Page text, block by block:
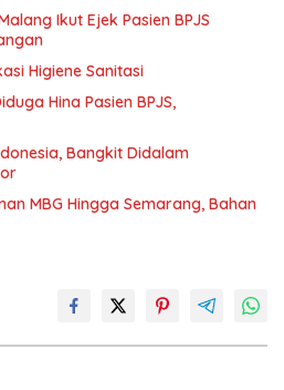
Ikut Ejek Pasien BPJS
Higiene Sanitasi
Hina Pasien BPJS,
Bangkit Didalam
MBG Hingga Semarang, Bahan